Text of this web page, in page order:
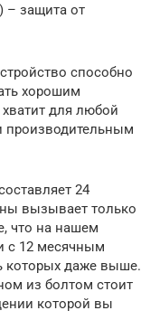
– защита от
способно
хорошим
для любой
производительным
24
вызывает только
что на нашем
с 12 месячным
которых даже выше.
из болтом стоит
которой вы